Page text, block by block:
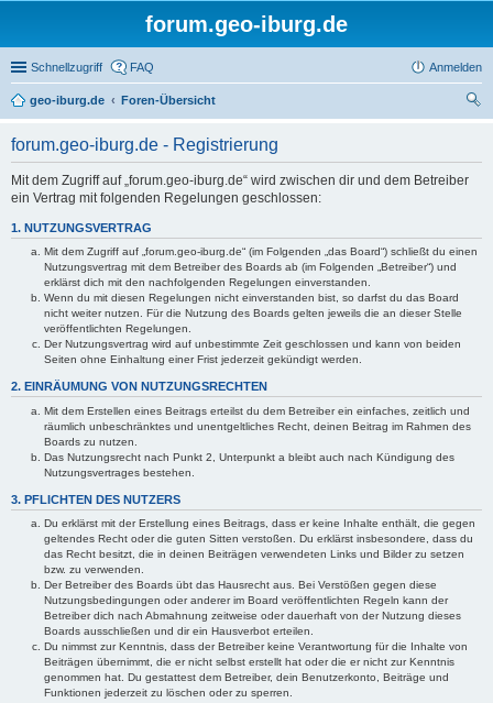
forum.geo-iburg.de
Schnellzugriff FAQ Anmelden
geo-iburg.de
Foren-Übersicht
forum.geo-iburg.de - Registrierung
Mit dem Zugriff auf „forum.geo-iburg.de“ wird zwischen dir und dem Betreiber
ein Vertrag mit folgenden Regelungen geschlossen:
1. NUTZUNGSVERTRAG
Mit dem Zugriff auf „forum.geo-iburg.de“ (im Folgenden „das Board“) schließt du einen
Nutzungsvertrag mit dem Betreiber des Boards ab (im Folgenden „Betreiber“) und
erklärst dich mit den nachfolgenden Regelungen einverstanden.
Wenn du mit diesen Regelungen nicht einverstanden bist, so darfst du das Board
nicht weiter nutzen. Für die Nutzung des Boards gelten jeweils die an dieser Stelle
veröffentlichten Regelungen.
Der Nutzungsvertrag wird auf unbestimmte Zeit geschlossen und kann von beiden
Seiten ohne Einhaltung einer Frist jederzeit gekündigt werden.
2. EINRÄUMUNG VON NUTZUNGSRECHTEN
Mit dem Erstellen eines Beitrags erteilst du dem Betreiber ein einfaches, zeitlich und
räumlich unbeschränktes und unentgeltliches Recht, deinen Beitrag im Rahmen des
Boards zu nutzen.
Das Nutzungsrecht nach Punkt 2, Unterpunkt a bleibt auch nach Kündigung des
Nutzungsvertrages bestehen.
3. PFLICHTEN DES NUTZERS
Du erklärst mit der Erstellung eines Beitrags, dass er keine Inhalte enthält, die gegen
geltendes Recht oder die guten Sitten verstoßen. Du erklärst insbesondere, dass du
das Recht besitzt, die in deinen Beiträgen verwendeten Links und Bilder zu setzen
bzw. zu verwenden.
Der Betreiber des Boards übt das Hausrecht aus. Bei Verstößen gegen diese
Nutzungsbedingungen oder anderer im Board veröffentlichten Regeln kann der
Betreiber dich nach Abmahnung zeitweise oder dauerhaft von der Nutzung dieses
Boards ausschließen und dir ein Hausverbot erteilen.
Du nimmst zur Kenntnis, dass der Betreiber keine Verantwortung für die Inhalte von
Beiträgen übernimmt, die er nicht selbst erstellt hat oder die er nicht zur Kenntnis
genommen hat. Du gestattest dem Betreiber, dein Benutzerkonto, Beiträge und
Funktionen jederzeit zu löschen oder zu sperren.